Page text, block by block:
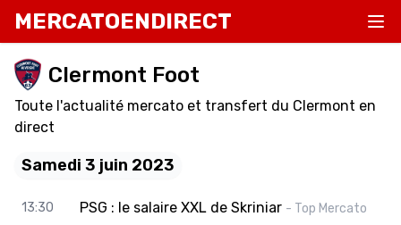
MERCATOENDIRECT
Clermont Foot
Toute l'actualité mercato et transfert du Clermont en
direct
Samedi 3 juin 2023
13:30 PSG : le salaire XXL de Skriniar - Top Mercato